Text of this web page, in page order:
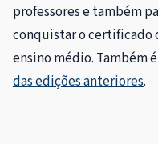
professores e também
conquistar o certificado
ensino médio. Também
das edições anteriores.